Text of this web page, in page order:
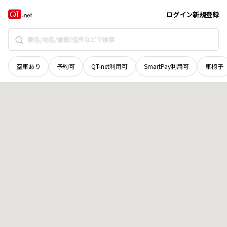
ログイン新規登録
空車あり 予約可 QT-net利用可 SmartPay利用可 車椅子
愛媛県